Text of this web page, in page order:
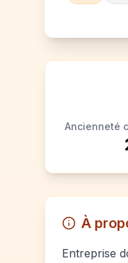
Ancienneté
À
Entreprise